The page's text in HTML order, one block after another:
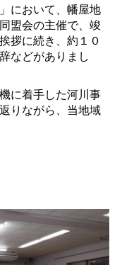
において、幡屋地
盟会の主催で、竣
拶に続き、約１０
などがありまし
に着手した河川事
りながら、当地域